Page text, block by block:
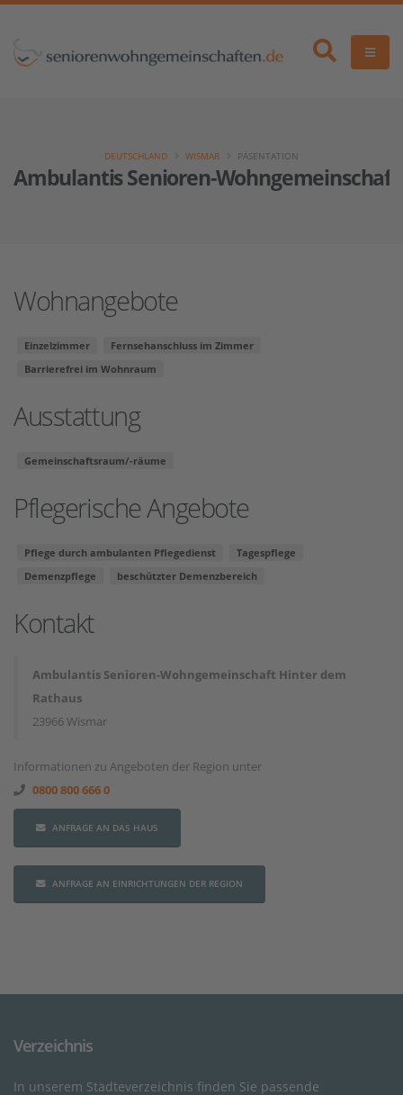
Ambulantis Senioren-
DEUTSCHLAND WISMAR PÄSENTATION
Wohnangebote
Einzelzimmer
Fernsehanschluss im Zimmer
Barrierefrei im Wohnraum
Ausstattung
Gemeinschaftsraum/-räume
Pflegerische Angebote
Pflege durch ambulanten Pflegedienst
Tagespflege
Demenzpflege
beschützter Demenzbereich
Kontakt
Ambulantis Senioren-Wohngemeinschaft Hinter dem
Rathaus
23966 Wismar
Informationen zu Angeboten der Region unter
0800 800 666 0
ANFRAGE AN DAS HAUS
ANFRAGE AN EINRICHTUNGEN DER REGION
Verzeichnis
In unserem Städteverzeichnis finden Sie passende